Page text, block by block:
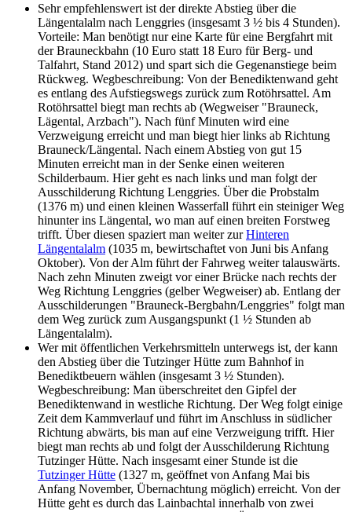
Sehr empfehlenswert ist der direkte Abstieg über die
Längentalalm nach Lenggries (insgesamt 3 ½ bis 4 Stunden).
Vorteile: Man benötigt nur eine Karte für eine Bergfahrt mit
der Brauneckbahn (10 Euro statt 18 Euro für Berg- und
Talfahrt, Stand 2012) und spart sich die Gegenanstiege beim
Rückweg. Wegbeschreibung: Von der Benediktenwand geht
es entlang des Aufstiegswegs zurück zum Rotöhrsattel. Am
Rotöhrsattel biegt man rechts ab (Wegweiser "Brauneck,
Lägental, Arzbach"). Nach fünf Minuten wird eine
Verzweigung erreicht und man biegt hier links ab Richtung
Brauneck/Längental. Nach einem Abstieg von gut 15
Minuten erreicht man in der Senke einen weiteren
Schilderbaum. Hier geht es nach links und man folgt der
Ausschilderung Richtung Lenggries. Über die Probstalm
(1376 m) und einen kleinen Wasserfall führt ein steiniger Weg
hinunter ins Längental, wo man auf einen breiten Forstweg
trifft. Über diesen spaziert man weiter zurHinteren
Längentalalm (1035 m, bewirtschaftet von Juni bis Anfang
Oktober). Von der Alm führt der Fahrweg weiter talauswärts.
Nach zehn Minuten zweigt vor einer Brücke nach rechts der
Weg Richtung Lenggries (gelber Wegweiser) ab. Entlang der
Ausschilderungen "Brauneck-Bergbahn/Lenggries" folgt man
dem Weg zurück zum Ausgangspunkt (1 ½ Stunden ab
Längentalalm).
Wer mit öffentlichen Verkehrsmitteln unterwegs ist, der kann
den Abstieg über die Tutzinger Hütte zum Bahnhof in
Benediktbeuern wählen (insgesamt 3 ½ Stunden).
Wegbeschreibung: Man überschreitet den Gipfel der
Benediktenwand in westliche Richtung. Der Weg folgt einige
Zeit dem Kammverlauf und führt im Anschluss in südlicher
Richtung abwärts, bis man auf eine Verzweigung trifft. Hier
biegt man rechts ab und folgt der Ausschilderung Richtung
Tutzinger Hütte. Nach insgesamt einer Stunde ist die
Tutzinger Hütte (1327 m, geöffnet von Anfang Mai bis
Anfang November, Übernachtung möglich) erreicht. Von der
Hütte geht es durch das Lainbachtal innerhalb von zwei